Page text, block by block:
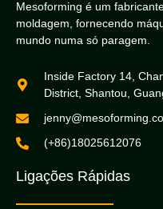
Mesoforming é um
moldagem, fornecendo
mundo numa só paragem.
Inside Factory 14,
District, Shantou,
(+86)18025612076
Ligações Rápidas